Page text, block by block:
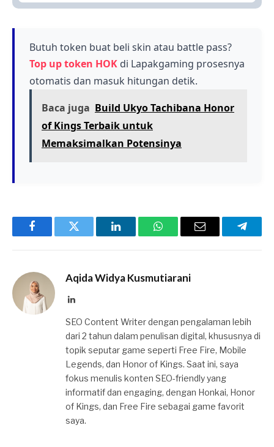
membawa pengalaman dan nilai yang unik
bagi komunitas pemain.
Butuh token buat beli skin atau battle pass?
Top up token HOK di Lapakgaming prosesnya
otomatis dan masuk hitungan detik.
Baca juga Build Ukyo Tachibana Honor
of Kings Terbaik untuk
Memaksimalkan Potensinya
FacebookTwitter LinkedInWhatsAppEmail
Aqida Widya Kusmutiarani
LinkedIn
SEO Content Writer dengan pengalaman lebih
dari 2 tahun dalam penulisan digital, khususnya di
topik seputar game seperti Free Fire, Mobile
Legends, dan Honor of Kings. Saat ini, saya
fokus menulis konten SEO-friendly yang
informatif dan engaging, dengan Honkai, Honor
of Kings, dan Free Fire sebagai game favorit
saya.